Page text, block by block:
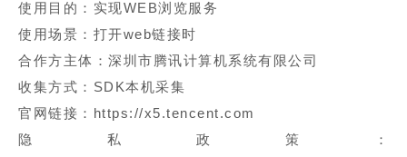
使用目的：实现WEB浏览服务
使用场景：打开web链接时
合作方主体：深圳市腾讯计算机系统有限公司
收集方式：SDK本机采集
官网链接：https://x5.tencent.com
隐私政策：